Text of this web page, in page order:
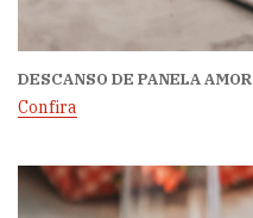
DESCANSO DE PANELA AMOR
Confira